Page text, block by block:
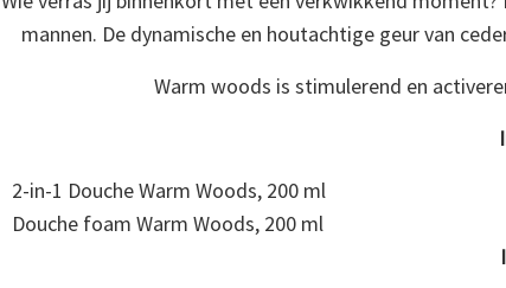
mannen. De dynamische en houtachtige geur van
Warm woods is stimulerend en
2-in-1 Douche Warm Woods, 200 ml
Douche foam Warm Woods, 200 ml